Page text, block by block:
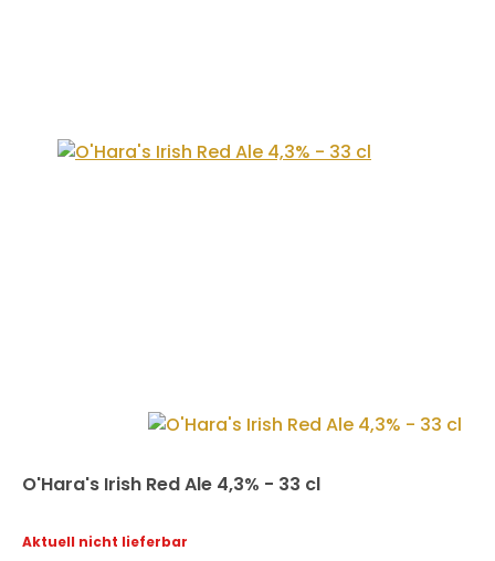
O'Hara's Irish Red Ale 4,3% - 33 cl
Aktuell nicht lieferbar